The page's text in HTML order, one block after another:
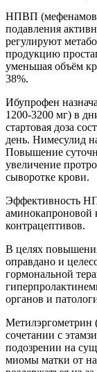
НПВП
подавления
регулируют
продукцию
уменьшая объём
38%.
Ибупрофен
1200-3200 мг) в
стартовая доза
день. Нимесулид
Повышение
увеличение
сыворотке крови.
Эффективность
аминокапроновой
контрацептивов.
В целях
оправдано и
гормональной
органов и
Метилэргометрин
сочетании с
подозрении на
миомы матки от